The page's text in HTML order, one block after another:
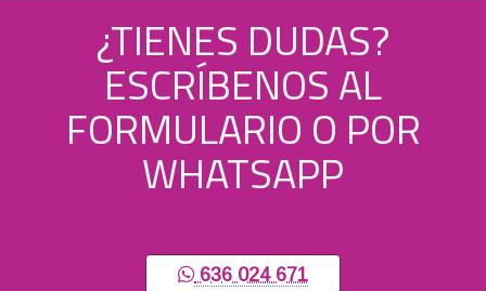
¿TIENES DUDAS?
ESCRÍBENOS AL
FORMULARIO O POR
WHATSAPP
636 024 671